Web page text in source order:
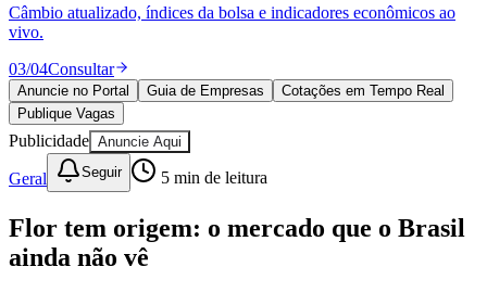
Esportes
Cultura
Meio Ambiente
Obras
Educação
Bairros de Barueri
Selecione sua região Para notícias da sua região
AldeiaAldeia da Serra
Câmbio atualizado, índices da bolsa e indicadores econômicos ao
vivo.
03/04Consultar
Anuncie no Portal Guia de Empresas
Cotações em Tempo Real
Publique Vagas
Publicidade Anuncie Aqui
Geral Seguir 5 min de leitura
Flor tem origem: o mercado que o Brasil
ainda não vê